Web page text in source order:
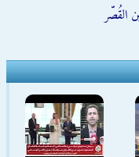
القُصّر